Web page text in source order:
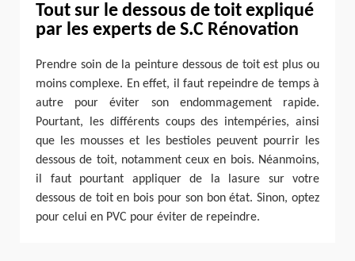
Tout sur le dessous de toit expliqué
par les experts de S.C Rénovation
Prendre soin de la peinture dessous de toit est plus ou
moins complexe. En effet, il faut repeindre de temps à
autre pour éviter son endommagement rapide.
Pourtant, les différents coups des intempéries, ainsi
que les mousses et les bestioles peuvent pourrir les
dessous de toit, notamment ceux en bois. Néanmoins,
il faut pourtant appliquer de la lasure sur votre
dessous de toit en bois pour son bon état. Sinon, optez
pour celui en PVC pour éviter de repeindre.